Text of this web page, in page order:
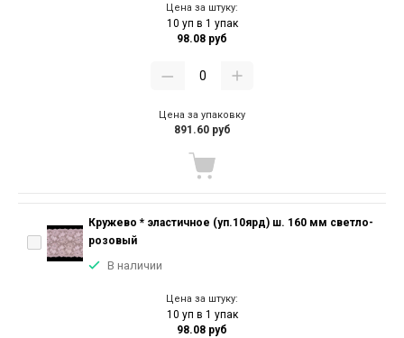
Цена за штуку:
10 уп в 1 упак
98.08 руб
Цена за упаковку
891.60 руб
Кружево * эластичное (уп.10ярд) ш. 160 мм светло-
розовый
В наличии
Цена за штуку:
10 уп в 1 упак
98.08 руб